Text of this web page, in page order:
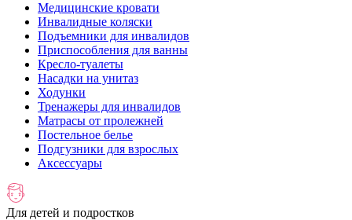
Медицинские кровати
Инвалидные коляски
Подъемники для инвалидов
Приспособления для ванны
Кресло-туалеты
Насадки на унитаз
Ходунки
Тренажеры для инвалидов
Матрасы от пролежней
Постельное белье
Подгузники для взрослых
Аксессуары
Для детей и подростков